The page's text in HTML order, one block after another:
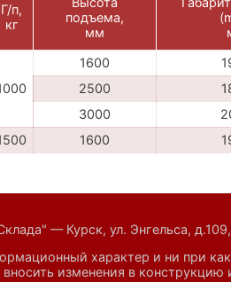
Г/п,
кг
подъема,
мм
1600
2500
3000
1600
— Курск, ул. Энгельса, д.109,
характер и ни при
изменения в